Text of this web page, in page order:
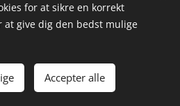
& Wine 2025
Cookies
for at sikre en korrekt
give dig den bedst mulige
Accepter alle